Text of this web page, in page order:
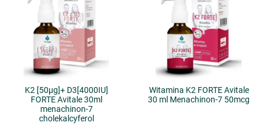
K2 [50µg]+ D3[4000IU]
FORTE Avitale 30ml
menachinon-7
cholekalcyferol
Witamina K2 FORTE Avitale
30 ml Menachinon-7 50mcg